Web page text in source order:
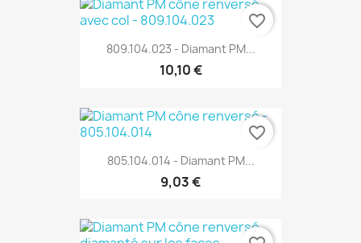
809.104.023 - Diamant PM...
10,10 €
favorite_border
805.104.014 - Diamant PM...
9,03 €
favorite_border